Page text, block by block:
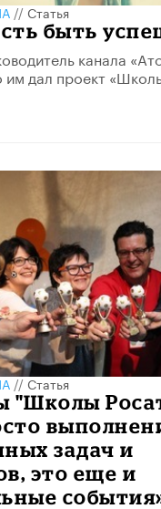
//Статья
быть
канала
им дал проект
//Статья
"Школы
задач и
это еще и